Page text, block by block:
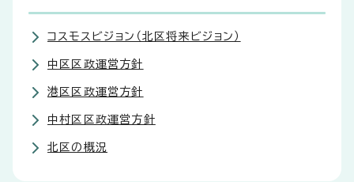
コスモスビジョン（北区将来ビジョン）
中区区政運営方針
港区区政運営方針
中村区区政運営方針
北区の概況